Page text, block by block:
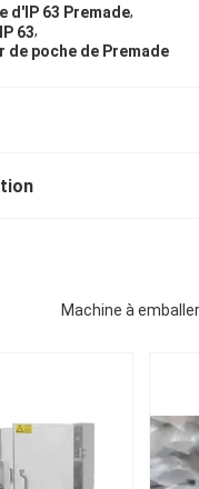
d'IP 63 Premade,
63,
de poche de Premade
Machine à